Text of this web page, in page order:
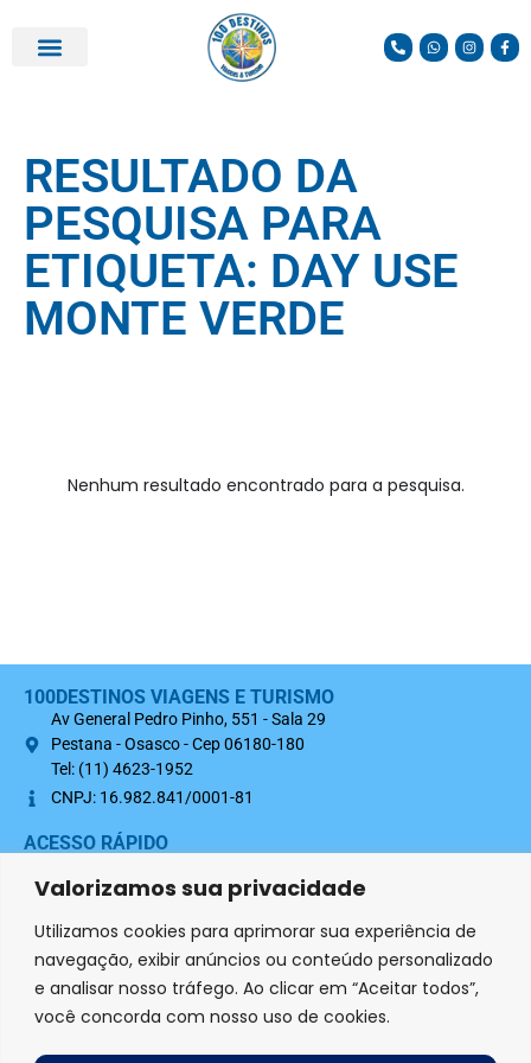
Valorizamos sua privacidade
Utilizamos cookies para aprimorar sua experiência de
navegação, exibir anúncios ou conteúdo personalizado
e analisar nosso tráfego. Ao clicar em “Aceitar todos”,
você concorda com nosso uso de cookies.
RESULTADO DA
PESQUISA PARA
ETIQUETA: DAY USE
MONTE VERDE
Nenhum resultado encontrado para a pesquisa.
100DESTINOS VIAGENS E TURISMO
Av General Pedro Pinho, 551 - Sala 29
Pestana - Osasco - Cep 06180-180
Tel: (11) 4623-1952
CNPJ: 16.982.841/0001-81
ACESSO RÁPIDO
SIGA-NOS NAS REDES SOCIAIS